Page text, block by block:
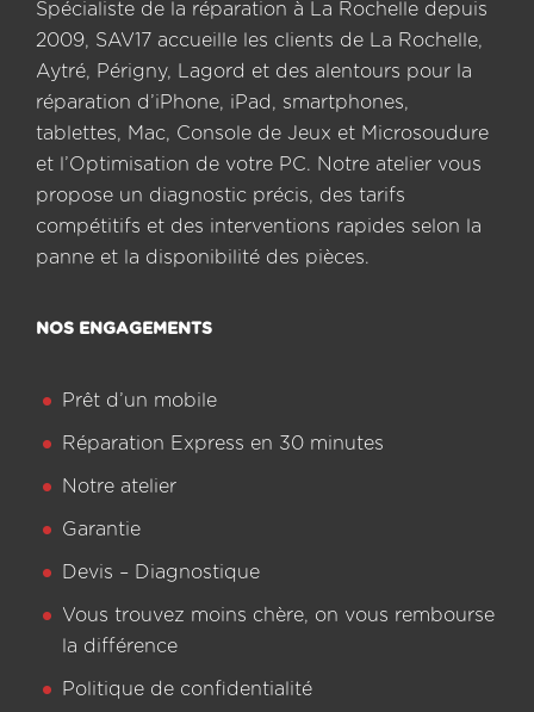
Spécialiste de la réparation à La Rochelle depuis
2009, SAV17 accueille les clients de La Rochelle,
Aytré, Périgny, Lagord et des alentours pour la
réparation d’iPhone, iPad, smartphones,
tablettes, Mac, Console de Jeux et Microsoudure
et l’Optimisation de votre PC. Notre atelier vous
propose un diagnostic précis, des tarifs
compétitifs et des interventions rapides selon la
panne et la disponibilité des pièces.
NOS ENGAGEMENTS
Prêt d’un mobile
Réparation Express en 30 minutes
Notre atelier
Garantie
Devis – Diagnostique
Vous trouvez moins chère, on vous rembourse
la différence
Politique de confidentialité